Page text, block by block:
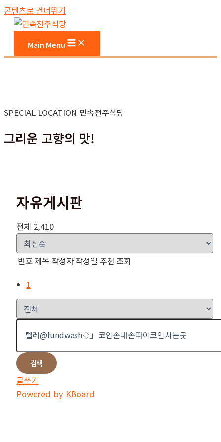
콘텐츠로 건너뛰기
Main Menu
SPECIAL LOCATION 민속전주식당
그리운 고향의 맛!
자유게시판
전체 2,410
번호제목 작성자 작성일 추천 조회
1
검색
글쓰기
Powered by KBoard